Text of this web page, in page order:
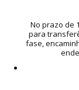
No prazo de
para
fase,